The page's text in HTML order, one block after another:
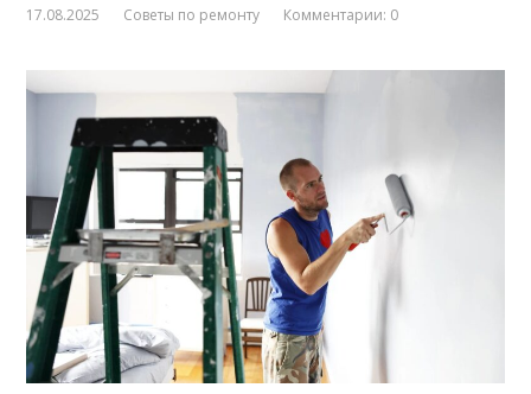
17.08.2025 Советы по ремонту Комментарии: 0